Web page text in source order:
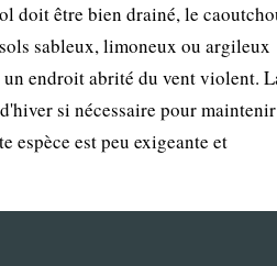
doit être bien drainé, le
sableux, limoneux ou argileux
endroit abrité du vent violent.
si nécessaire pour
espèce est peu exigeante et